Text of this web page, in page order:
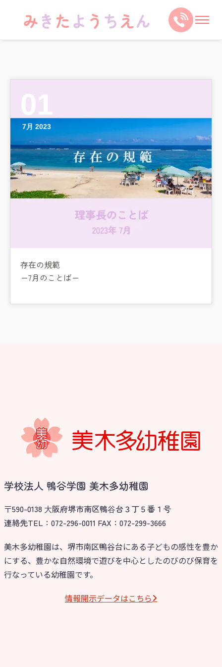
01
7月 2023
存在の規範
ー7月のことばー
学校法人 鴨谷学園 美木多幼稚園
〒590-0138 ⼤阪府堺市南区鴨⾕台３丁５番１号
連絡先TEL：072-296-0011 FAX：072-299-3666
美木多幼稚園は、堺市南区鴨谷台にある子どもの感性を豊か
にする、豊かな自然環境で遊びを中心としたのびのび保育を
行なっている幼稚園です。
情報開⽰データはこちら
お知らせ
今日の幼稚園